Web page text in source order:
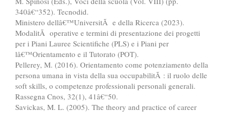
340â€“352). Tecnodid.
Ministero dellâ€™UniversitÃ e della Ricerca (2023).
ModalitÃ operative e termini di presentazione dei progetti
per i Piani Lauree Scientifiche (PLS) e i Piani per
lâ€™Orientamento e il Tutorato (POT).
Pellerey, M. (2016). Orientamento come potenziamento della
persona umana in vista della sua occupabilitÃ : il ruolo delle
soft skills, o competenze professionali personali generali.
Rassegna Cnos, 32(1), 41â€“50.
Savickas, M. L. (2005). The theory and practice of career